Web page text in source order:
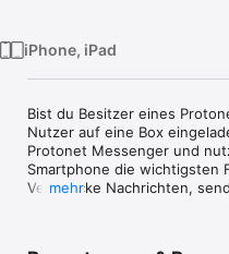
iPhone, iPad
Bist du Besitzer eines
Nutzer auf eine Box
Protonet Messenger und
Smartphone die wichtigsten
Verschicke Nachrichten,
mehr